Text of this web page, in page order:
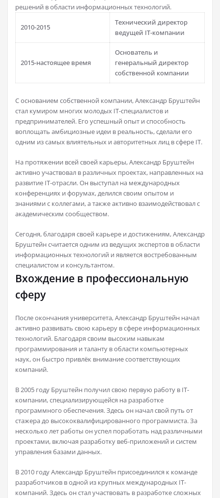
решений в области информационных технологий.
2010-2015
Технический директор
ведущей IT-компании
2015-настоящее время
Основатель и
генеральный директор
собственной компании
С основанием собственной компании, Александр Бруштейн
стал кумиром многих молодых IT-специалистов и
предпринимателей. Его успешный опыт и способность
воплощать амбициозные идеи в реальность, сделали его
одним из самых влиятельных и авторитетных лиц в сфере IT.
На протяжении всей своей карьеры, Александр Бруштейн
активно участвовал в различных проектах, направленных на
развитие IT-отрасли. Он выступал на международных
конференциях и форумах, делился своим опытом и
знаниями с коллегами, а также активно взаимодействовал с
академическим сообществом.
Сегодня, благодаря своей карьере и достижениям, Александр
Бруштейн считается одним из ведущих экспертов в области
информационных технологий и является востребованным
специалистом и консультантом.
Вхождение в профессиональную
сферу
После окончания университета, Александр Бруштейн начал
активно развивать свою карьеру в сфере информационных
технологий. Благодаря своим высоким навыкам
программирования и таланту в области компьютерных
наук, он быстро привлёк внимание соответствующих
компаний.
В 2005 году Бруштейн получил свою первую работу в IT-
компании, специализирующейся на разработке
программного обеспечения. Здесь он начал свой путь от
стажера до высококвалифицированного программиста. За
несколько лет работы он успел поработать над различными
проектами, включая разработку веб-приложений и систем
управления базами данных.
В 2010 году Александр Бруштейн присоединился к команде
разработчиков в одной из крупных международных IT-
компаний. Здесь он стал участвовать в разработке сложных